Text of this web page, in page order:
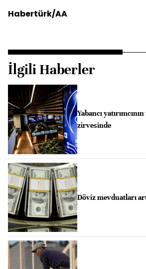
Habertürk/AA
İlgili Haberler
Yabancı
zirvesinde
Döviz mevduatları